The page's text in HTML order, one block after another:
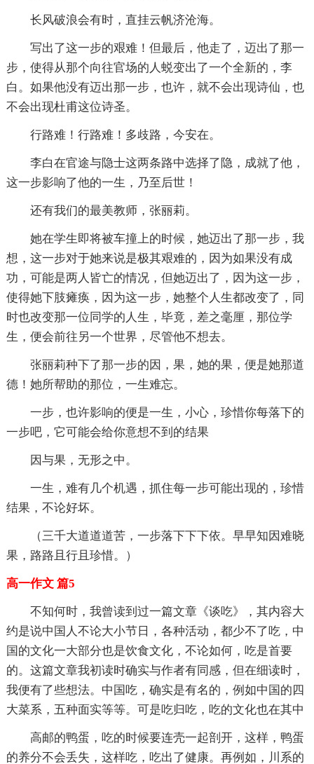
长风破浪会有时，直挂云帆济沧海。
写出了这一步的艰难！但最后，他走了，迈出了那一
步，使得从那个向往官场的人蜕变出了一个全新的，李
白。如果他没有迈出那一步，也许，就不会出现诗仙，也
不会出现杜甫这位诗圣。
行路难！行路难！多歧路，今安在。
李白在官途与隐士这两条路中选择了隐，成就了他，
这一步影响了他的一生，乃至后世！
还有我们的最美教师，张丽莉。
她在学生即将被车撞上的时候，她迈出了那一步，我
想，这一步对于她来说是极其艰难的，因为如果没有成
功，可能是两人皆亡的情况，但她迈出了，因为这一步，
使得她下肢瘫痪，因为这一步，她整个人生都改变了，同
时也改变那一位同学的人生，毕竟，差之毫厘，那位学
生，便会前往另一个世界，尽管他不想去。
张丽莉种下了那一步的因，果，她的果，便是她那道
德！她所帮助的那位，一生难忘。
一步，也许影响的便是一生，小心，珍惜你每落下的
一步吧，它可能会给你意想不到的结果
因与果，无形之中。
一生，难有几个机遇，抓住每一步可能出现的，珍惜
结果，不论好坏。
（三千大道道道苦，一步落下下下依。早早知因难晓
果，路路且行且珍惜。）
高一作文 篇5
不知何时，我曾读到过一篇文章《谈吃》，其内容大
约是说中国人不论大小节日，各种活动，都少不了吃，中
国的文化一大部分也是饮食文化，不论如何，吃是首要
的。这篇文章我初读时确实与作者有同感，但在细读时，
我便有了些想法。中国吃，确实是有名的，例如中国的四
大菜系，五种面实等等。可是吃归吃，吃的文化也在其中
高邮的鸭蛋，吃的时候要连壳一起剖开，这样，鸭蛋
的养分不会丢失，这样吃，吃出了健康。再例如，川系的